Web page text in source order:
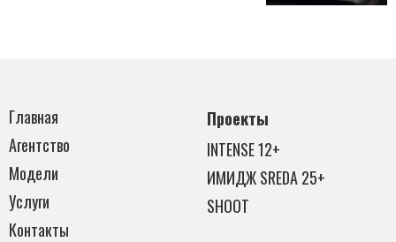
Главная
Агентство
Модели
Услуги
Контакты
Проекты
INTENSE 12+
ИМИДЖ SREDA 25+
SHOOT